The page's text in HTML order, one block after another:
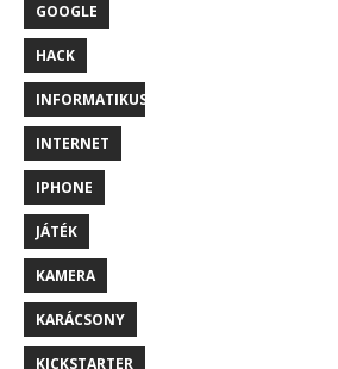
GOOGLE
HACK
INFORMATIKUS
INTERNET
IPHONE
JÁTÉK
KAMERA
KARÁCSONY
KICKSTARTER